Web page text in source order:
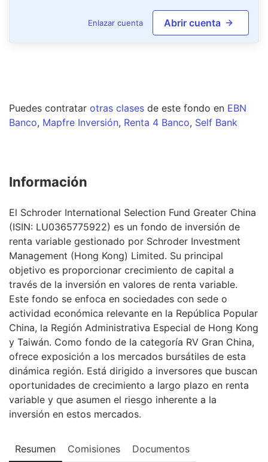
Enlazar cuenta Abrir cuenta
Puedes contratar otras clases de este fondo en EBN
Banco, Mapfre Inversión, Renta 4 Banco, Self Bank
Información
El Schroder International Selection Fund Greater China
(ISIN: LU0365775922) es un fondo de inversión de
renta variable gestionado por Schroder Investment
Management (Hong Kong) Limited. Su principal
objetivo es proporcionar crecimiento de capital a
través de la inversión en valores de renta variable.
Este fondo se enfoca en sociedades con sede o
actividad económica relevante en la República Popular
China, la Región Administrativa Especial de Hong Kong
y Taiwán. Como fondo de la categoría RV Gran China,
ofrece exposición a los mercados bursátiles de esta
dinámica región. Está dirigido a inversores que buscan
oportunidades de crecimiento a largo plazo en renta
variable y que asumen el riesgo inherente a la
inversión en estos mercados.
Resumen Comisiones Documentos